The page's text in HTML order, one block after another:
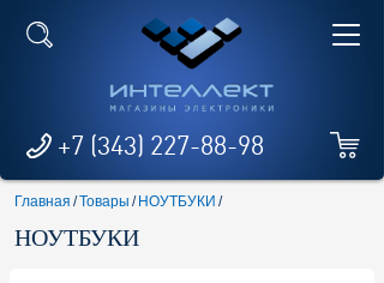
+7 (343) 227-88-98
Главная /Товары / НОУТБУКИ /
НОУТБУКИ